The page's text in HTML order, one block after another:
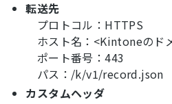
転送先
プロトコル：HTTPS
ホスト名：<Kintoneのド
ポート番号：443
パス：/k/v1/record.json
カスタムヘッダ